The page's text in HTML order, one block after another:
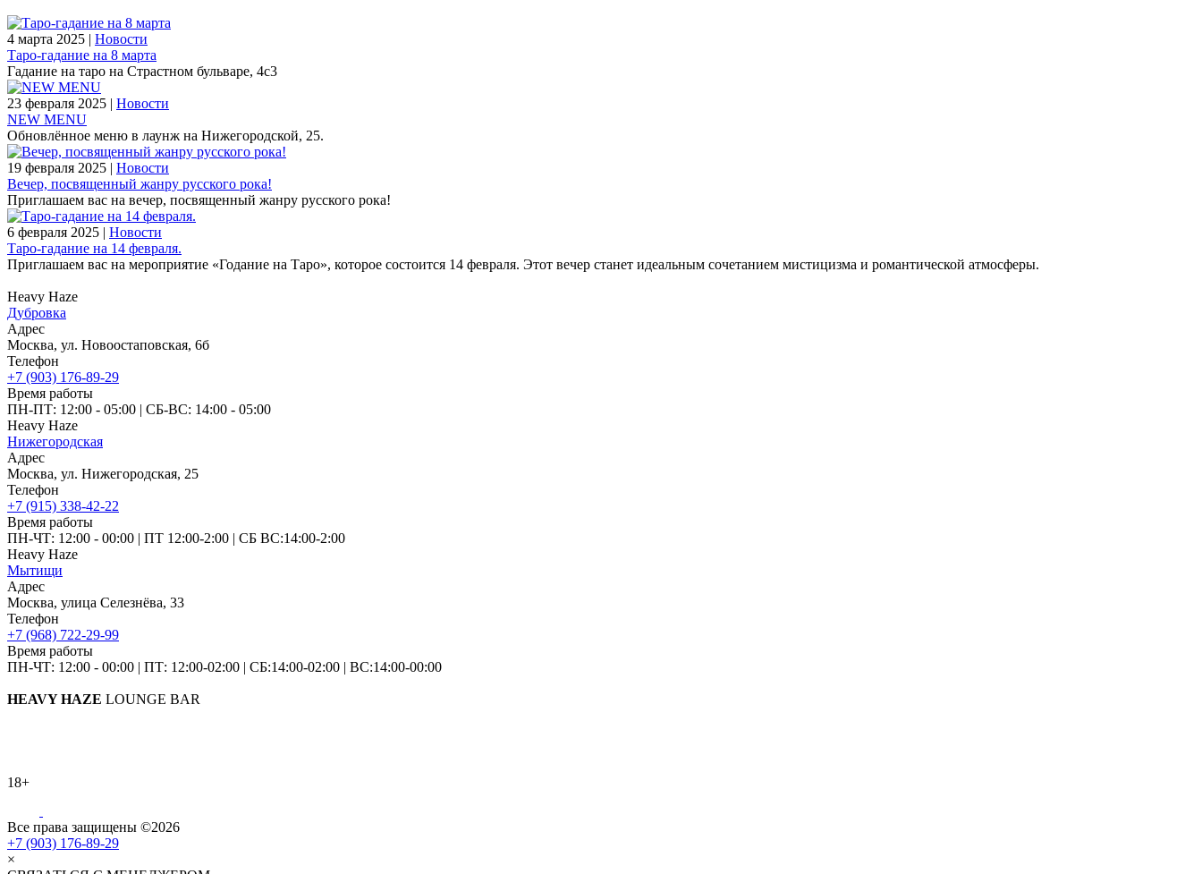
4 марта 2025 | Новости
Таро-гадание на 8 марта
Гадание на таро на Страстном бульваре, 4с3
23 февраля 2025 | Новости
NEW MENU
Обновлённое меню в лаунж на Нижегородской, 25.
19 февраля 2025 | Новости
Вечер, посвященный жанру русского рока!
Приглашаем вас на вечер, посвященный жанру русского рока!
6 февраля 2025 | Новости
Таро-гадание на 14 февраля.
Приглашаем вас на мероприятие «Годание на Таро», которое состоится 14 февраля. Этот вечер станет идеальным сочетанием мистицизма и романтической атмосферы.
Heavy Haze
Дубровка
Адрес
Москва, ул. Новоостаповская, 6б
Телефон
+7 (903) 176-89-29
Время работы
ПН-ПТ: 12:00 - 05:00 | СБ‑ВС: 14:00 - 05:00
Heavy Haze
Нижегородская
Адрес
Москва, ул. Нижегородская, 25
Телефон
+7 (915) 338-42-22
Время работы
ПН-ЧТ: 12:00 - 00:00 | ПТ 12:00-2:00 | СБ ВС:14:00-2:00
Heavy Haze
Мытищи
Адрес
Москва, улица Селезнёва, 33
Телефон
+7 (968) 722-29-99
Время работы
ПН-ЧТ: 12:00 - 00:00 | ПТ: 12:00-02:00 | СБ:14:00-02:00 | ВС:14:00-00:00
HEAVY HAZE LOUNGE BAR
18+
Все права защищены ©2026
+7 (903) 176-89-29
×